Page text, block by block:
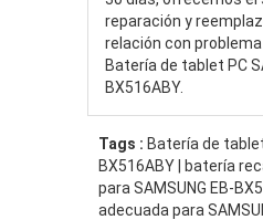
reparación y
relación con
Batería de tablet PC
BX516ABY.
Tags : Batería de
BX516ABY | batería
para SAMSUNG EB-
adecuada para